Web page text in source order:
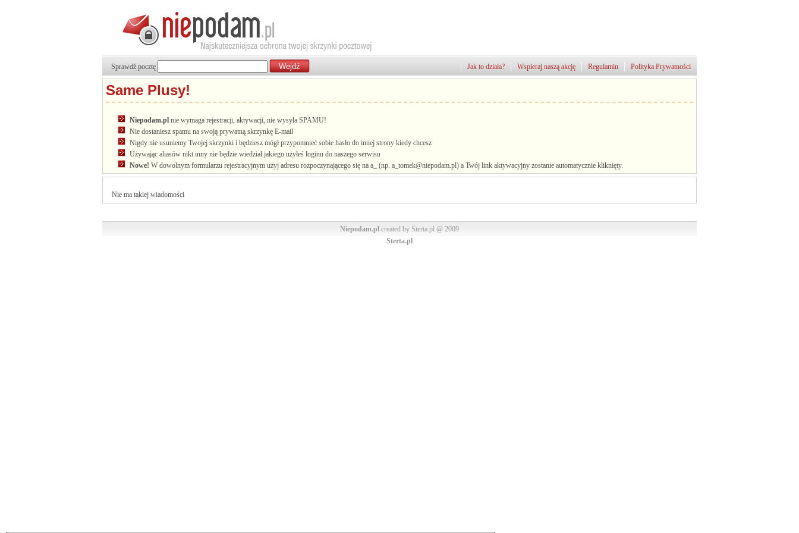
Polityka Prywatności
Regulamin
Wspieraj naszą akcję
Jak to działa?
Sprawdź pocztę
Same Plusy!
Niepodam.pl nie wymaga rejestracji, aktywacji, nie wysyła SPAMU!
Nie dostaniesz spamu na swoją prywatną skrzynkę E-mail
Nigdy nie usuniemy Twojej skrzynki i będziesz mógł przypomnieć sobie hasło do innej strony kiedy chcesz
Używając aliasów nikt inny nie będzie wiedział jakiego użyłeś loginu do naszego serwisu
Nowe! W dowolnym formularzu rejestracyjnym użyj adresu rozpoczynającego się na a_ (np. a_tomek@niepodam.pl) a Twój link aktywacyjny zostanie automatycznie kliknięty.
Nie ma takiej wiadomości
Niepodam.pl created by Sterta.pl @ 2009
Sterta.pl